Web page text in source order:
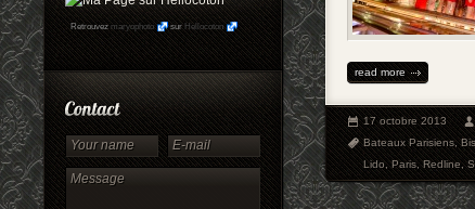
Retrouvez maryophoto sur Hellocoton
read more
17 octobre 2013
Bateaux Parisiens,
Lido,Paris,Redline,